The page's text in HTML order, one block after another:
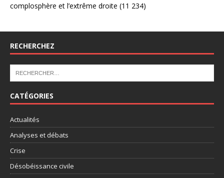
complosphère et l’extrême droite (11 234)
RECHERCHEZ
CATÉGORIES
Actualités
Analyses et débats
Crise
Désobéissance civile